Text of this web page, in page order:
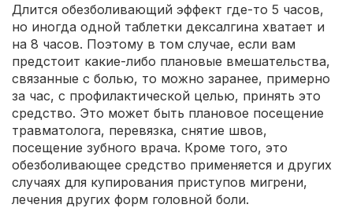
Длится обезболивающий эффект где-то 5 часов,
но иногда одной таблетки дексалгина хватает и
на 8 часов. Поэтому в том случае, если вам
предстоит какие-либо плановые вмешательства,
связанные с болью, то можно заранее, примерно
за час, с профилактической целью, принять это
средство. Это может быть плановое посещение
травматолога, перевязка, снятие швов,
посещение зубного врача. Кроме того, это
обезболивающее средство применяется и других
случаях для купирования приступов мигрени,
лечения других форм головной боли.